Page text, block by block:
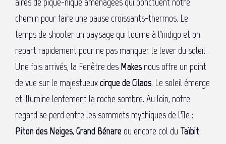
chemin pour faire une pause croissants-thermos. Le
temps de shooter un paysage qui tourne à l’indigo et on
repart rapidement pour ne pas manquer le lever du soleil.
Une fois arrivés, la Fenêtre des Makesnous offre un point
de vue sur le majestueuxcirque de Cilaos. Le soleil émerge
et illumine lentement la roche sombre. Au loin, notre
regard se perd entre les sommets mythiques de l’île :
Piton des Neiges, Grand Bénare ou encore col du Taïbit.